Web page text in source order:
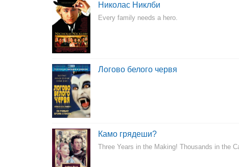
Николас Никлби
Every family needs a hero.
Логово белого червя
Камо грядеши?
Three Years in the Making! Thousands in the